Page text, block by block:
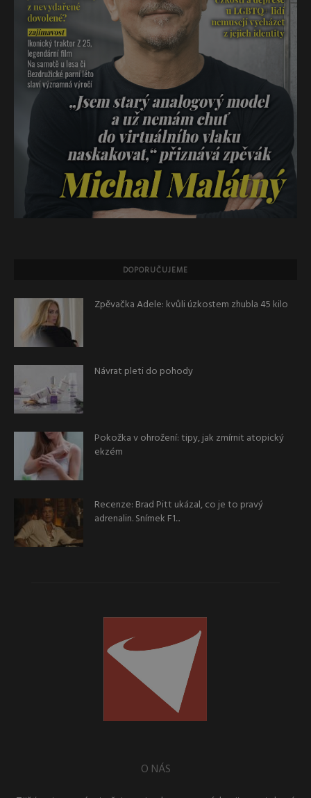
DOPORUČUJEME
Zpěvačka Adele: kvůli úzkostem zhubla 45 kilo
Návrat pleti do pohody
Pokožka v ohrožení: tipy, jak zmírnit atopický
ekzém
Recenze: Brad Pitt ukázal, co je to pravý
adrenalin. Snímek F1...
O NÁS